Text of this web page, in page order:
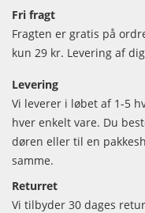
Fri fragt
Fragten er gratis på
kun 29 kr. Levering af
Levering
Vi leverer i løbet af 1-5
hver enkelt vare. Du
døren eller til en
samme.
Returret
Vi tilbyder 30 dages